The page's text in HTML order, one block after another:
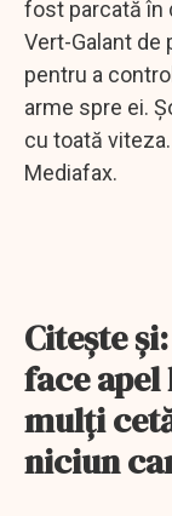
fost parcată în
Vert-Galant de
pentru a
arme spre ei.
cu toată
Mediafax.
Citeşte
face
mulţi
niciun